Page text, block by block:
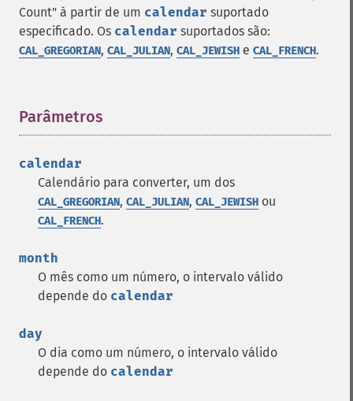
Count" à partir de um calendar suportado
especificado. Os calendar suportados são:
CAL_GREGORIAN, CAL_JULIAN, CAL_JEWISH e CAL_FRENCH.
Parâmetros
calendar
Calendário para converter, um dos
CAL_GREGORIAN, CAL_JULIAN, CAL_JEWISH ou
CAL_FRENCH.
month
O mês como um número, o intervalo válido
depende do calendar
day
O dia como um número, o intervalo válido
depende do calendar